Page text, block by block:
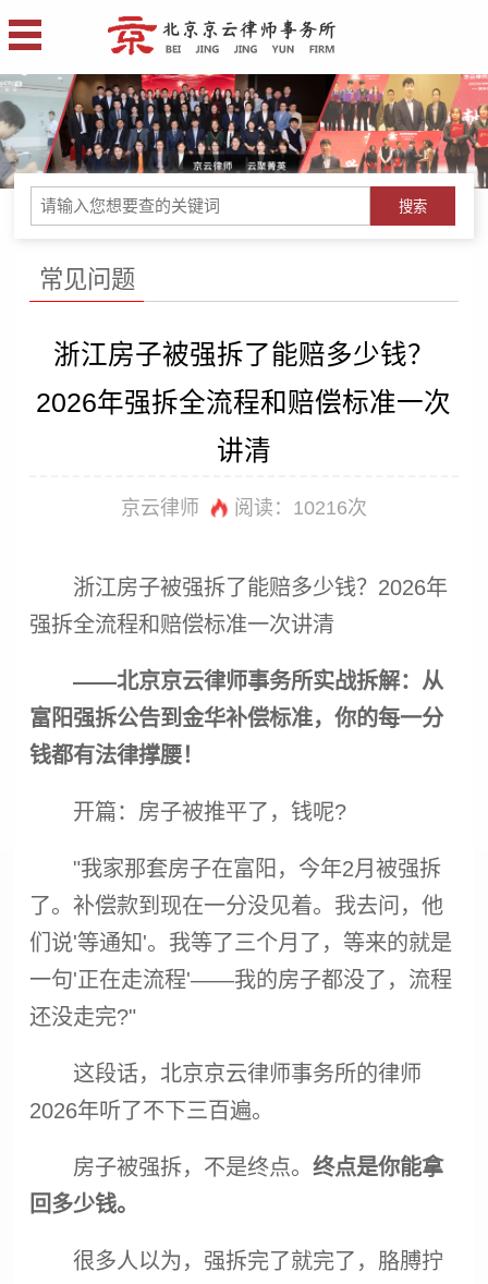
搜索
常见问题
浙江房子被强拆了能赔多少钱？
2026年强拆全流程和赔偿标准一次
讲清
京云律师 阅读： 10216次
浙江房子被强拆了能赔多少钱？2026年
强拆全流程和赔偿标准一次讲清
——北京京云律师事务所实战拆解：从
富阳强拆公告到金华补偿标准，你的每一分
钱都有法律撑腰！
开篇：房子被推平了，钱呢?
"我家那套房子在富阳，今年2月被强拆
了。补偿款到现在一分没见着。我去问，他
们说'等通知'。我等了三个月了，等来的就是
一句'正在走流程'——我的房子都没了，流程
还没走完?"
这段话，北京京云律师事务所的律师
2026年听了不下三百遍。
房子被强拆，不是终点。 终点是你能拿
回多少钱。
很多人以为， 强拆完了就完了，胳膊拧